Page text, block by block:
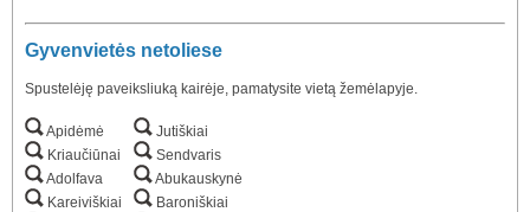
Gyvenvietės netoliese
Spustelėję paveiksliuką kairėje, pamatysite vietą žemėlapyje.
Apidėmė
Kriaučiūnai
Adolfava
Kareiviškiai
Jutiškiai
Sendvaris
Abukauskynė
Baroniškiai